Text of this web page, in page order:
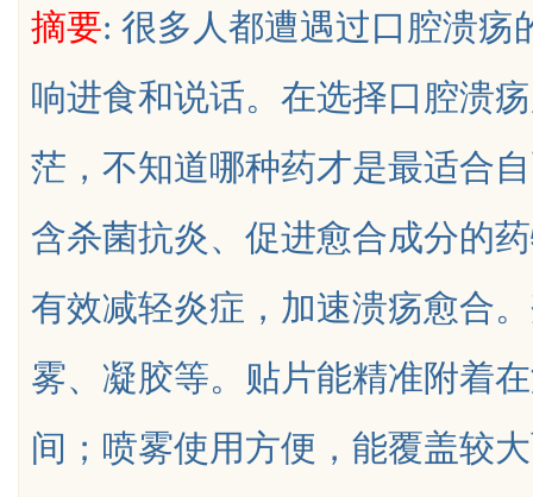
uz
摘要: 很多人都遭遇过口腔溃疡
响进食和说话。在选择口腔溃
茫，不知道哪种药才是最适合
含杀菌抗炎、促进愈合成分的
有效减轻炎症，加速溃疡愈合
雾、凝胶等。贴片能精准附着
间；喷雾使用方便，能覆盖较
他免费派单？ 发体系全解析